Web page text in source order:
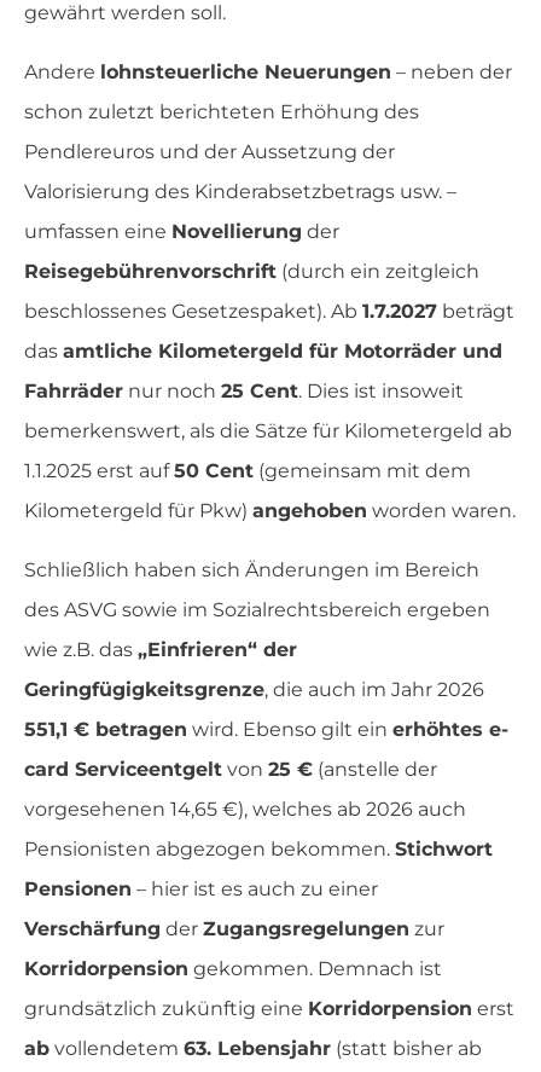
gewährt werden soll.
Andere lohnsteuerliche Neuerungen – neben der
schon zuletzt berichteten Erhöhung des
Pendlereuros und der Aussetzung der
Valorisierung des Kinderabsetzbetrags usw. –
umfassen eine Novellierung der
Reisegebührenvorschrift (durch ein zeitgleich
beschlossenes Gesetzespaket). Ab 1.7.2027 beträgt
das amtliche Kilometergeld für Motorräder und
Fahrräder nur noch 25 Cent. Dies ist insoweit
bemerkenswert, als die Sätze für Kilometergeld ab
1.1.2025 erst auf50 Cent (gemeinsam mit dem
Kilometergeld für Pkw) angehoben worden waren.
Schließlich haben sich Änderungen im Bereich
des ASVG sowie im Sozialrechtsbereich ergeben
wie z.B. das „Einfrieren“ der
Geringfügigkeitsgrenze, die auch im Jahr 2026
551,1 € betragen wird. Ebenso gilt ein erhöhtes e-
card Serviceentgelt von 25 € (anstelle der
vorgesehenen 14,65 €), welches ab 2026 auch
Pensionisten abgezogen bekommen. Stichwort
Pensionen – hier ist es auch zu einer
Verschärfung der Zugangsregelungen zur
Korridorpension gekommen. Demnach ist
grundsätzlich zukünftig eine Korridorpension erst
ab vollendetem 63. Lebensjahr (statt bisher ab